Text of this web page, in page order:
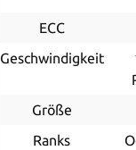
ECC
Geschwindigkeit
Größe
Ranks